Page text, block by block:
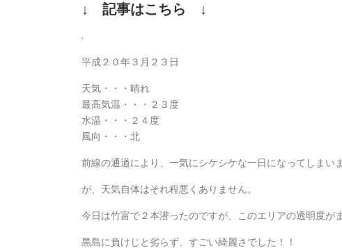
↓ 記事はこちら ↓
.
平成２０年３月２３日
天気・・・晴れ
最高気温・・・２３度
水温・・・２４度
風向・・・北
前線の通過により、一気にシケシケな一日になってしまい
が、天気自体はそれ程悪くありません。
今日は竹富で２本潜ったのですが、このエリアの透明度が
黒島に負けじと劣らず、すごい綺麗さでした！！